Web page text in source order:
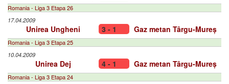
Romania - Liga 3 Etapa 26
17.04.2009
Unirea Ungheni 3 - 1 Gaz metan Târgu-Mureș
Romania - Liga 3 Etapa 25
10.04.2009
Unirea Dej 4 - 1 Gaz metan Târgu-Mureș
Romania - Liga 3 Etapa 24